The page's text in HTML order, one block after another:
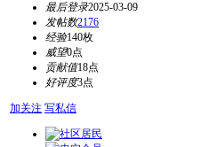
最后登录2025-03-09
发帖数2176
经验140枚
威望0点
贡献值18点
好评度3点
加关注 写私信